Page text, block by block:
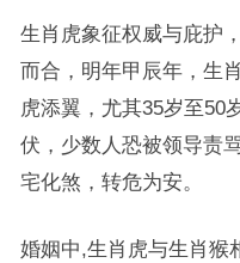
生肖虎象征权威与庇护
而合，明年甲辰年，生
虎添翼，尤其35岁至50
伏，少数人恐被领导责
宅化煞，转危为安。
婚姻中,生肖虎与生肖猴